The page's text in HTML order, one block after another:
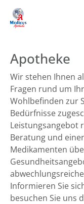
Apotheke
Wir stehen Ihnen
Fragen rund um
Wohlbefinden zur
Bedürfnisse
Leistungsangebot
Beratung und
Medikamenten
Informieren Sie
besuchen Sie uns